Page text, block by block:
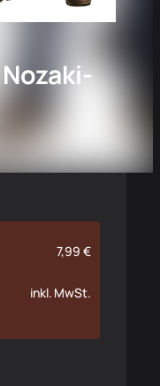
7,99€
inkl. MwSt.